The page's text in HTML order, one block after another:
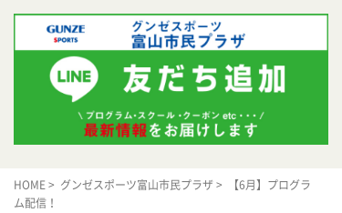
HOME> グンゼスポーツ富山市民プラザ> 【6月】プログラ
ム配信！